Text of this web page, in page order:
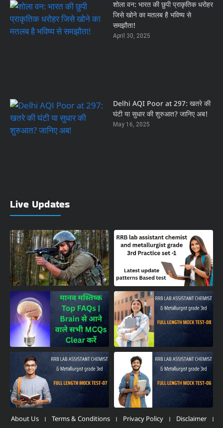
शोला वन: भारत की छुपी प्राकृतिक धरोहर
जिसे खोने का मतलब है भविष्य से
समझौता!
April 30, 2025
Delhi AQI Poor at 297: खतरे की
घंटी या सुधार की शुरुआत? जानिए अब!
May 16, 2025
Live Updates
About Us Terms & Conditions Privacy Policy Disclaimer